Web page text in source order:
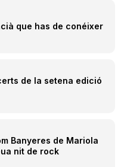
que has de conéixer
de la setena edició
Banyeres de Mariola
nit de rock